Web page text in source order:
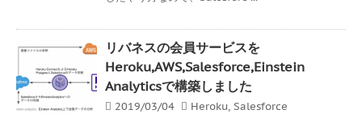
リバネスの会員サービスを
Heroku,AWS,Salesforce,Einstein
Analyticsで構築しました
2019/03/04 Heroku, Salesforce